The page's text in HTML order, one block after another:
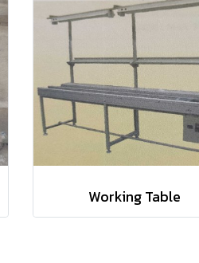
Working Table